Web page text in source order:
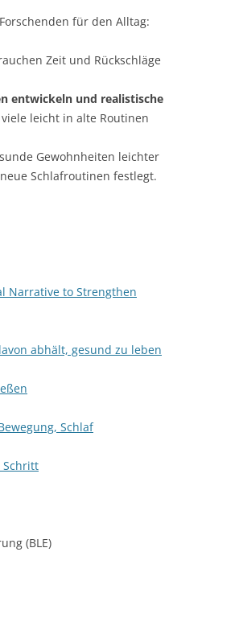
für den Alltag:
Zeit und Rückschläge
entwickeln und realistische
leicht in alte Routinen
Gewohnheiten leichter
Schlafroutinen festlegt.
Narrative to Strengthen
abhält, gesund zu leben
Schlaf
Schritt
(BLE)